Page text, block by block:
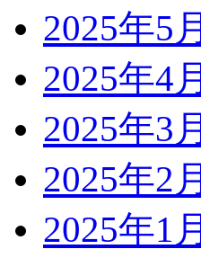
2025年5月
2025年4月
2025年3月
2025年2月
2025年1月